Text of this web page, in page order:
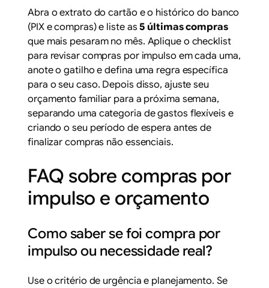
Abra o extrato do cartão e o histórico do banco
(PIX e compras) e liste as5 últimas compras
que mais pesaram no mês. Aplique o checklist
para revisar compras por impulso em cada uma,
anote o gatilho e defina uma regra específica
para o seu caso. Depois disso, ajuste seu
orçamento familiar para a próxima semana,
separando uma categoria de gastos flexíveis e
criando o seu período de espera antes de
finalizar compras não essenciais.
FAQ sobre compras por
impulso e orçamento
Como saber se foi compra por
impulso ou necessidade real?
Use o critério de urgência e planejamento. Se